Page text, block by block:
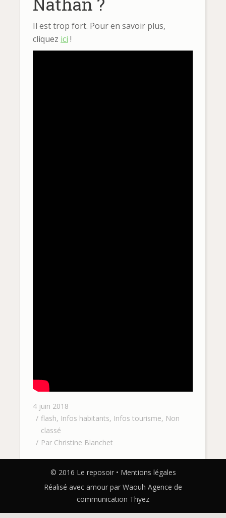
Il est trop fort. Pour en savoir plus,
cliquez ici !
4 juin 2018
flash, Infos habitants, Infos tourisme, Non
classé
Par Christine Blanchet
© 2016 Le reposoir • Mentions légales
Réalisé avec amour par Waouh Agence de
communication Thyez